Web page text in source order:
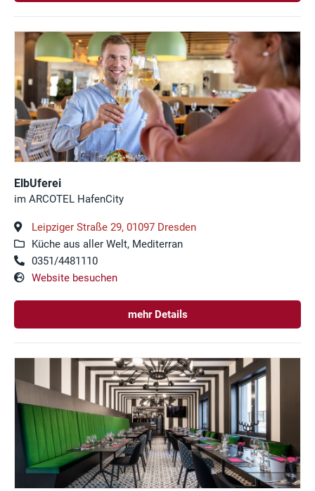
ElbUferei
im ARCOTEL HafenCity
Leipziger Straße 29, 01097 Dresden
Küche aus aller Welt, Mediterran
0351/4481110
Website besuchen
mehr Details